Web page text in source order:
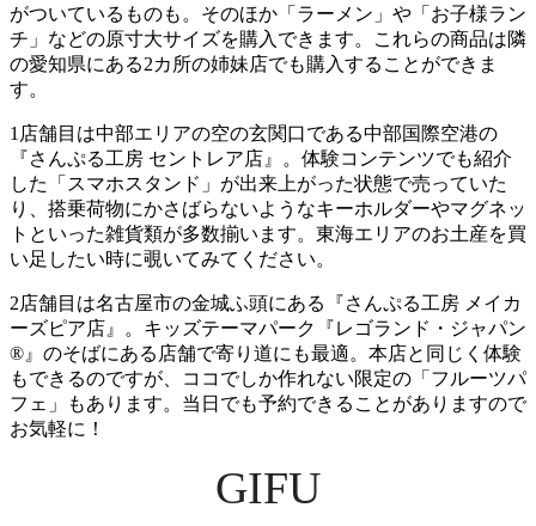
がついているものも。そのほか「ラーメン」や「お子様ラン
チ」などの原寸大サイズを購入できます。これらの商品は隣
の愛知県にある2カ所の姉妹店でも購入することができま
す。
1店舗目は中部エリアの空の玄関口である中部国際空港の
『さんぷる工房 セントレア店』。体験コンテンツでも紹介
した「スマホスタンド」が出来上がった状態で売っていた
り、搭乗荷物にかさばらないようなキーホルダーやマグネッ
トといった雑貨類が多数揃います。東海エリアのお土産を買
い足したい時に覗いてみてください。
2店舗目は名古屋市の金城ふ頭にある『さんぷる工房 メイカ
ーズピア店』。キッズテーマパーク『レゴランド・ジャパン
®』のそばにある店舗で寄り道にも最適。本店と同じく体験
もできるのですが、ココでしか作れない限定の「フルーツパ
フェ」もあります。当日でも予約できることがありますので
お気軽に！
GIFU